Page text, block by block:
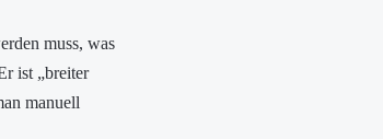
muss, was
ist „breiter
manuell